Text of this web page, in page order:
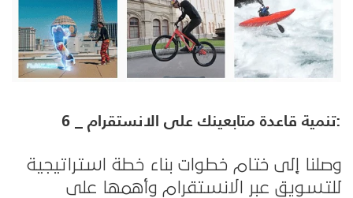
6 _ تنمية قاعدة متابعينك على الانستقرام:
وصلنا إلى ختام خطوات بناء خطة استراتيجية
للتسويق عبر الانستقرام وأهمها على